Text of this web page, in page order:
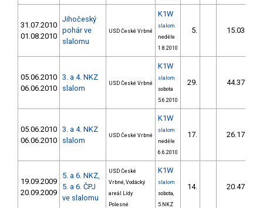
31.07.2010
01.08.2010
Jihočeský
pohár ve
slalomu
USD České Vrbné
K1W
slalom
neděle
1.8.2010
5. 15.03
05.06.2010
06.06.2010
3. a 4. NKZ
slalom
USD České Vrbné
K1W
slalom
sobota
5.6.2010
29. 44.37
05.06.2010
06.06.2010
3. a 4. NKZ
slalom
USD České Vrbné
K1W
slalom
neděle
6.6.2010
17. 26.17
19.09.2009
20.09.2009
5. a 6. NKZ,
5. a 6. ČPJ
ve slalomu
USD České
Vrbné, Vodácký
areál Lídy
Polesné
K1W
slalom
sobota,
5.NKZ
14. 20.47